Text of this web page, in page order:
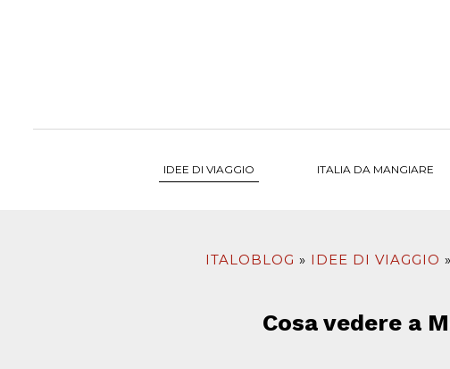
IDEE DI VIAGGIO ITALIA DA MANGIARE
ITALOBLOG IDEE DI VIAGGIO
Cosa vedere a